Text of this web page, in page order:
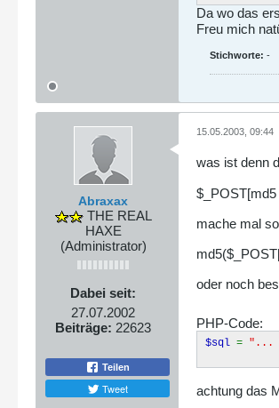
Da wo das
Freu mich
Stichworte: -
Abraxax
THE REAL
HAXE
(Administrator)
Dabei seit:
27.07.2002
Beiträge: 22623
Teilen
Tweet
15.05.2003, 09:44
was ist denn
mache mal
oder noch
PHP-Code:
$sql = "...
achtung das